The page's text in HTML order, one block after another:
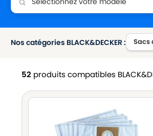
Nos catégories BLACK&DECKER : Sacs
52 produits compatibles